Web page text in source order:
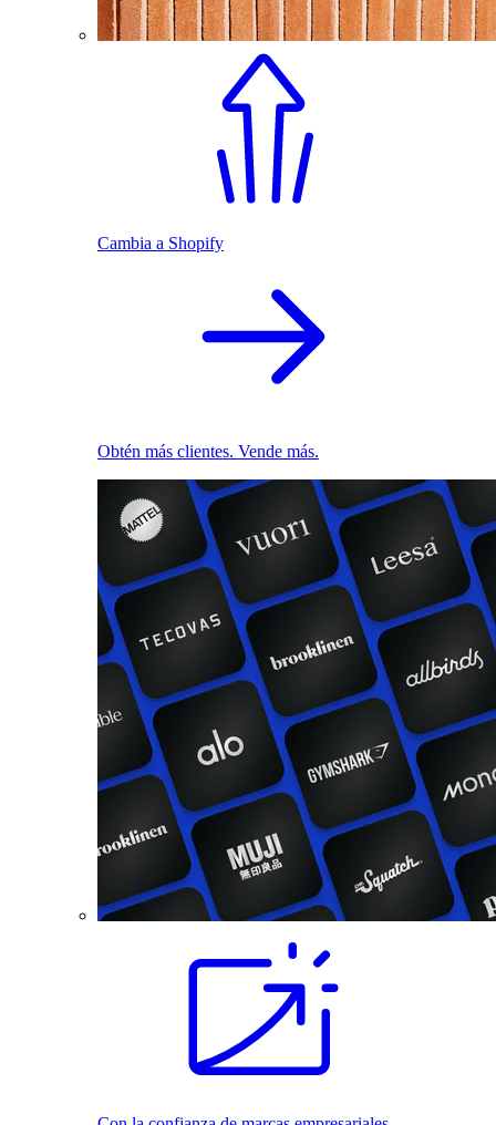
Cambia a Shopify
Obtén más clientes. Vende más.